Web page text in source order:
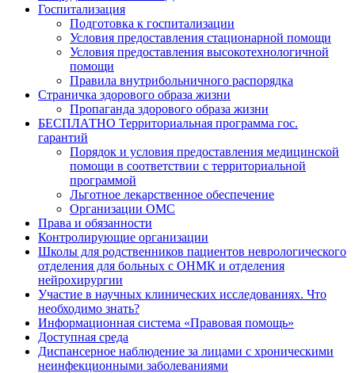
Госпитализация
Подготовка к госпитализации
Условия предоставления стационарной помощи
Условия предоставления высокотехнологичной
помощи
Правила внутрибольничного распорядка
Страничка здорового образа жизни
Пропаганда здорового образа жизни
БЕСПЛАТНО Территориальная программа гос.
гарантий
Порядок и условия предоставления медицинской
помощи в соответствии с территориальной
программой
Льготное лекарственное обеспечение
Организации ОМС
Права и обязанности
Контролирующие организации
Школы для родственников пациентов неврологического
отделения для больных с ОНМК и отделения
нейрохирургии
Участие в научных клинических исследованиях. Что
необходимо знать?
Информационная система «Правовая помощь»
Доступная среда
Диспансерное наблюдение за лицами с хроническими
неинфекционными заболеваниями